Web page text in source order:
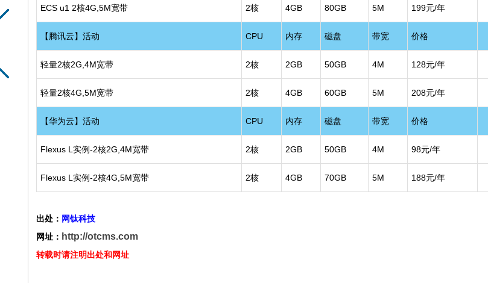
ECS u1 2核4G,5M宽带 2核 4GB 80GB 5M 199元/年
【腾讯云】活动 CPU 内存 磁盘 带宽 价格
轻量2核2G,4M宽带 2核 2GB 50GB 4M 128元/年
轻量2核4G,5M宽带 2核 4GB 60GB 5M 208元/年
【华为云】活动 CPU 内存 磁盘 带宽 价格
Flexus L实例-2核2G,4M宽带 2核 2GB 50GB 4M 98元/年
Flexus L实例-2核4G,5M宽带 2核 4GB 70GB 5M 188元/年
出处： 网钛科技
网址： http://otcms.com
转载时请注明出处和网址